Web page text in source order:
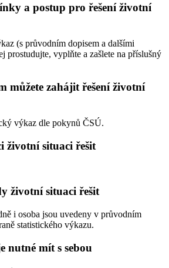
a postup pro řešení životní
(s průvodním dopisem a dalšími
prostudujte, vyplňte a zašlete na příslušný
můžete zahájit řešení životní
výkaz dle pokynů ČSÚ.
životní situaci řešit
životní situaci řešit
i osoba jsou uvedeny v průvodním
statistického výkazu.
nutné mít s sebou